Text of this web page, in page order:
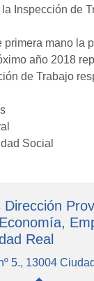
Inspección de
primera mano la
año 2018
de Trabajo
Social
Real
5., 13004